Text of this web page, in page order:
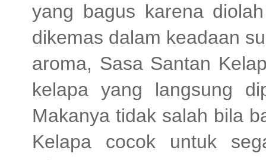
yang bagus karena
dikemas dalam keadaan
aroma, Sasa Santan
kelapa yang langsung
Makanya tidak salah bila
Kelapa cocok untuk